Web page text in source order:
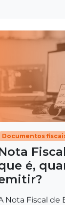
Documentos
é,
Nota Fiscal